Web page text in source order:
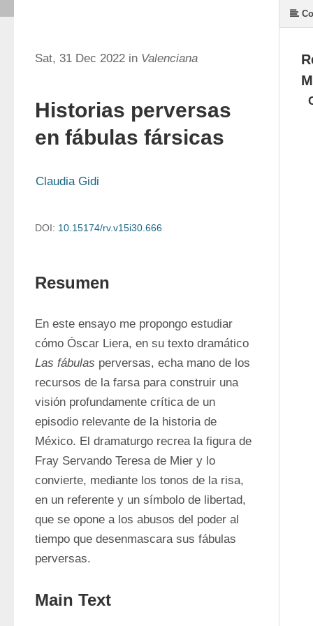
Sat, 31 Dec 2022 in Valenciana
Historias perversas
en fábulas fársicas
Claudia Gidi
DOI: 10.15174/rv.v15i30.666
Resumen
En este ensayo me propongo estudiar
Las fábulas perversas, echa mano de los
recursos de la farsa para construir una
visión profundamente crítica de un
episodio relevante de la historia de
México. El dramaturgo recrea la figura de
Fray Servando Teresa de Mier y lo
convierte, mediante los tonos de la risa,
en un referente y un símbolo de libertad,
que se opone a los abusos del poder al
tiempo que desenmascara sus fábulas
perversas.
Main Text